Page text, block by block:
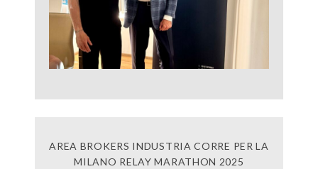
AREA BROKERS INDUSTRIA CORRE PER LA
MILANO RELAY MARATHON 2025